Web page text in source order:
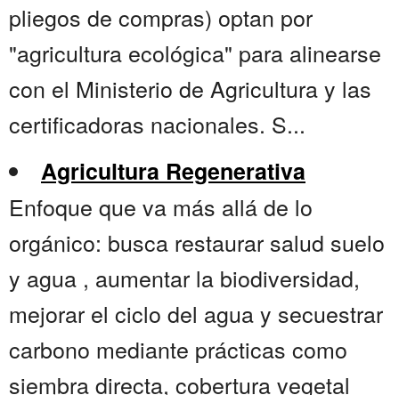
pliegos de compras) optan por
"agricultura ecológica" para alinearse
con el Ministerio de Agricultura y las
certificadoras nacionales. S...
Agricultura Regenerativa
Enfoque que va más allá de lo
orgánico: busca restaurar salud suelo
y agua , aumentar la biodiversidad,
mejorar el ciclo del agua y secuestrar
carbono mediante prácticas como
siembra directa, cobertura vegetal